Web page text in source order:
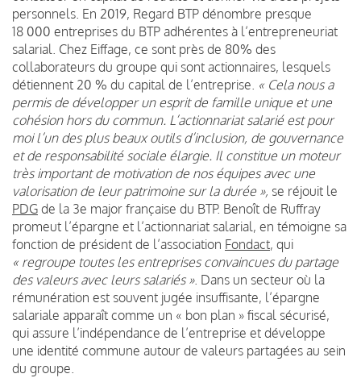
personnels. En 2019, Regard BTP dénombre presque
18 000 entreprises du BTP adhérentes à l’entrepreneuriat
salarial. Chez Eiffage, ce sont près de 80% des
collaborateurs du groupe qui sont actionnaires, lesquels
détiennent 20 % du capital de l’entreprise. « Cela nous a
permis de développer un esprit de famille unique et une
cohésion hors du commun. L’actionnariat salarié est pour
moi l’un des plus beaux outils d’inclusion, de gouvernance
et de responsabilité sociale élargie. Il constitue un moteur
très important de motivation de nos équipes avec une
valorisation de leur patrimoine sur la durée », se réjouit le
PDG de la 3e major française du BTP. Benoît de Ruffray
promeut l’épargne et l’actionnariat salarial, en témoigne sa
fonction de président de l’association Fondact, qui
« regroupe toutes les entreprises convaincues du partage
des valeurs avec leurs salariés ». Dans un secteur où la
rémunération est souvent jugée insuffisante, l’épargne
salariale apparaît comme un « bon plan » fiscal sécurisé,
qui assure l’indépendance de l’entreprise et développe
une identité commune autour de valeurs partagées au sein
du groupe.